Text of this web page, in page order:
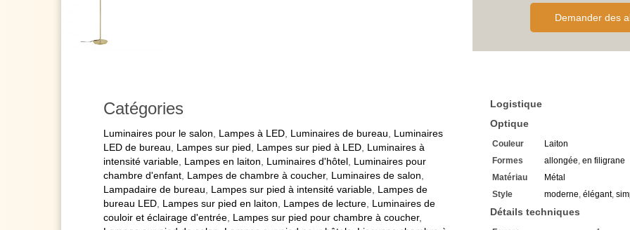
Equipé d'un bras en forme
Composé de deux éléments
Ils sont reliés par des
Un abat-jour rond est fixé
Il se courbe doucement vers
Fabriqué en verre acrylique
La tête de la lampe peut
Avec une tension de
Convient à un branchement
La classe de protection est
Le
Lampadaire en laitona
Convient à une utilisation en
Hauteur réglable de 120 cm
Demander des
Catégories
Luminaires pour le salon, Lampes à LED, Luminaires de bureau, Luminaires
LED de bureau, Lampes sur pied, Lampes sur pied à LED, Luminaires à
intensité variable, Lampes en laiton, Luminaires d'hôtel, Luminaires pour
chambre d'enfant, Lampes de chambre à coucher, Luminaires de salon,
Lampadaire de bureau, Lampes sur pied à intensité variable, Lampes de
bureau LED, Lampes sur pied en laiton, Lampes de lecture, Luminaires de
couloir et éclairage d'entrée, Lampes sur pied pour chambre à coucher,
Logistique
Optique
Couleur
Laiton
Formes
allongée, en filigrane
Matériau
Métal
Style
moderne, élégant,
Détails techniques